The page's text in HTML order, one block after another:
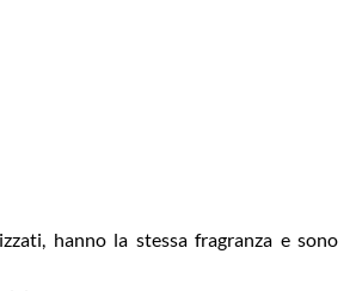
hanno la stessa fragranza e sono